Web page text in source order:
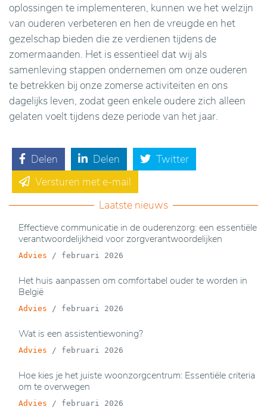
oplossingen te implementeren, kunnen we het welzijn
van ouderen verbeteren en hen de vreugde en het
gezelschap bieden die ze verdienen tijdens de
zomermaanden. Het is essentieel dat wij als
samenleving stappen ondernemen om onze ouderen
te betrekken bij onze zomerse activiteiten en ons
dagelijks leven, zodat geen enkele oudere zich alleen
gelaten voelt tijdens deze periode van het jaar.
Delen Delen
Twitter
Versturen met e-mail
Laatste nieuws
Effectieve communicatie in de ouderenzorg: een essentiële
verantwoordelijkheid voor zorgverantwoordelijken
Advies / februari 2026
Het huis aanpassen om comfortabel ouder te worden in
België
Advies / februari 2026
Wat is een assistentiewoning?
Advies / februari 2026
Hoe kies je het juiste woonzorgcentrum: Essentiële criteria
om te overwegen
Advies / februari 2026